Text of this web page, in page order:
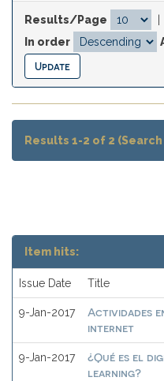
Results/Page
In order
Results 1-2 of 2
Item hits:
Issue Date Title
9-Jan-2017
Actividades
internet
9-Jan-2017
¿Qué es el
learning?